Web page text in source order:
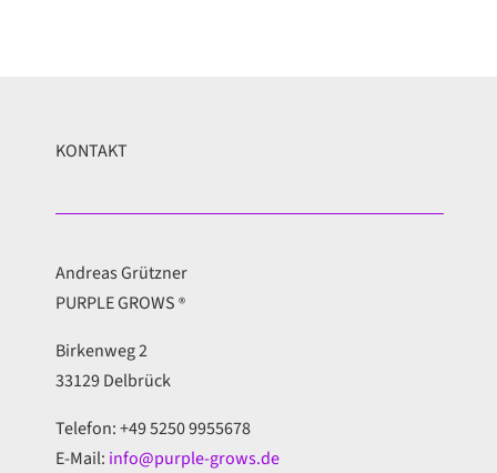
KONTAKT
Andreas Grützner
PURPLE GROWS®
Birkenweg 2
33129 Delbrück
Telefon: +49 5250 9955678
E-Mail: info@purple-grows.de